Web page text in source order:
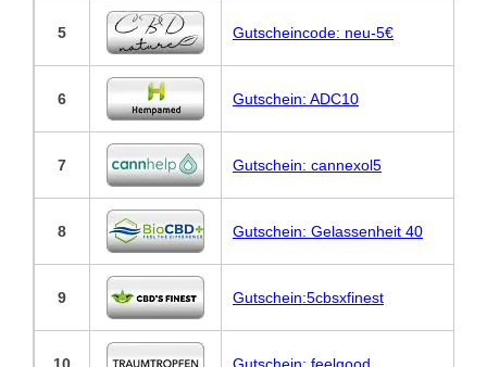
5 Gutscheincode: neu-5€
6 Gutschein: ADC10
7 Gutschein: cannexol5
8 Gutschein: Gelassenheit 40
9 Gutschein:5cbsxfinest
10 Gutschein: feelgood